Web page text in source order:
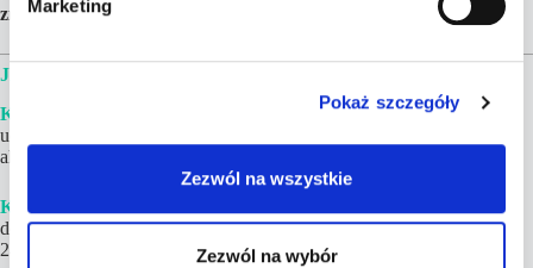
y
Marketing
Pokaż szczegóły
Zezwól na wszystkie
Zezwól na wybór
zmieniać.
JAK WYGLĄDA REALIZACJA ZAMÓWIENIA?
Krok 1.
Złóż i opłać zamówienie. Jeżeli w podróży będzie brało
udział więcej niż 8 osób lub chciałbyś upewnić się, iż cena jest wciąż
aktualna – napisz do nas na kontakt@tucantravel.pl
Krok 2.
Poczekaj na gotowy Plan Podróży ze szczegółami i linkami
do rezerwacji. Zwykleczas realizacji wynosi 1-6 h(maksymalnie do
24 h ) w dni robocze.